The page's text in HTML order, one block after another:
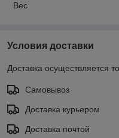
Вес
Условия доставки
Доставка осуществляется
Самовывоз
Доставка курьером
Доставка почтой